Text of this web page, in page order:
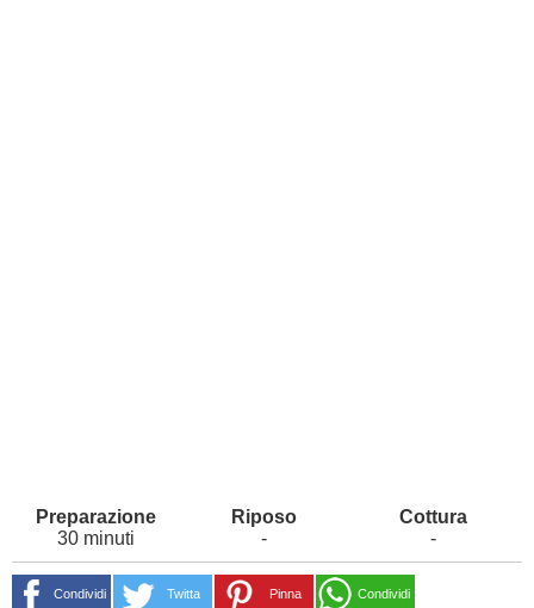
30 minuti - -
Condividi Twitta Pinna Condividi